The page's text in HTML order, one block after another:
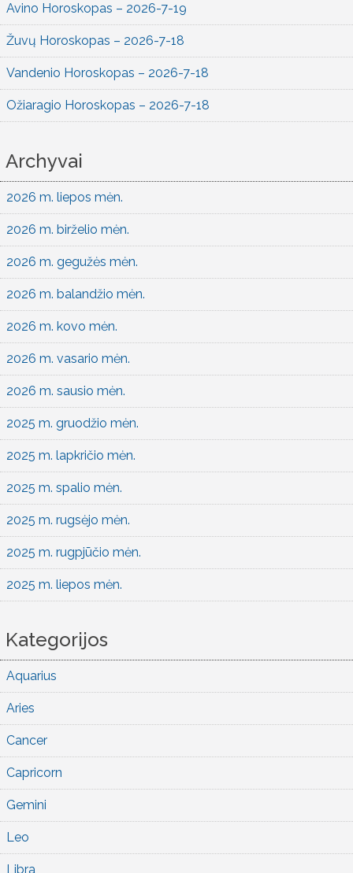
Avino Horoskopas – 2026-7-19
Žuvų Horoskopas – 2026-7-18
Vandenio Horoskopas – 2026-7-18
Ožiaragio Horoskopas – 2026-7-18
Archyvai
2026 m. liepos mėn.
2026 m. birželio mėn.
2026 m. gegužės mėn.
2026 m. balandžio mėn.
2026 m. kovo mėn.
2026 m. vasario mėn.
2026 m. sausio mėn.
2025 m. gruodžio mėn.
2025 m. lapkričio mėn.
2025 m. spalio mėn.
2025 m. rugsėjo mėn.
2025 m. rugpjūčio mėn.
2025 m. liepos mėn.
Kategorijos
Aquarius
Aries
Cancer
Capricorn
Gemini
Leo
Libra